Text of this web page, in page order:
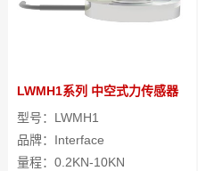
LWMH1系列 中空式力传感器
型号：LWMH1
品牌：Interface
量程：0.2KN-10KN